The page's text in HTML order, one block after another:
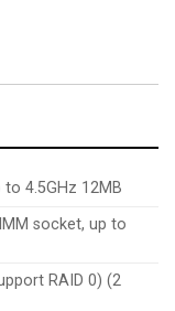
to 4.5GHz 12MB
socket, up to
RAID 0) (2